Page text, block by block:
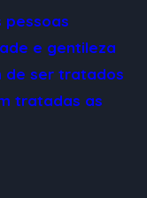
e gentileza
de ser tratados
tratadas as